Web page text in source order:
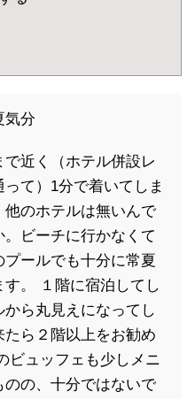
気分
近く（ホテル併設レ
て）1分で着いてしま
他のホテルは無いんで
。ビーチに行かなくて
プールでも十分に常夏
。 １階に宿泊してし
から丸見えになってし
たら２階以上をお勧め
ビュッフェも少しメニ
のの、十分ではないで